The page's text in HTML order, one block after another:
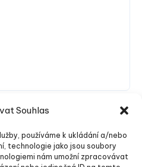
Souhlas
používáme k ukládání a/nebo
technologie jako jsou soubory
nám umožní zpracovávat